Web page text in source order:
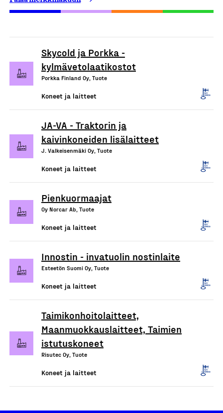
Skycold ja Porkka -
kylmävetolaatikostot
Porkka Finland Oy, Tuote
Koneet ja laitteet
JA-VA - Traktorin ja
kaivinkoneiden lisälaitteet
J. Valkeisenmäki Oy, Tuote
Koneet ja laitteet
Pienkuormaajat
Oy Norcar Ab, Tuote
Koneet ja laitteet
Innostin - invatuolin nostinlaite
Esteetön Suomi Oy, Tuote
Koneet ja laitteet
Taimikonhoitolaitteet,
Maanmuokkauslaitteet, Taimien
istutuskoneet
Risutec Oy, Tuote
Koneet ja laitteet